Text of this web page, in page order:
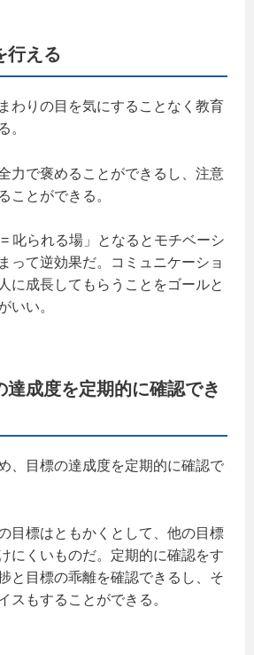
行える
わりの目を気にすることなく教育
。
力で褒めることができるし、注意
ことができる。
叱られる場」となるとモチベーシ
って逆効果だ。コミュニケーショ
に成長してもらうことをゴールと
いい。
達成度を定期的に確認でき
、目標の達成度を定期的に確認で
目標はともかくとして、他の目標
にくいものだ。定期的に確認をす
と目標の乖離を確認できるし、そ
スもすることができる。